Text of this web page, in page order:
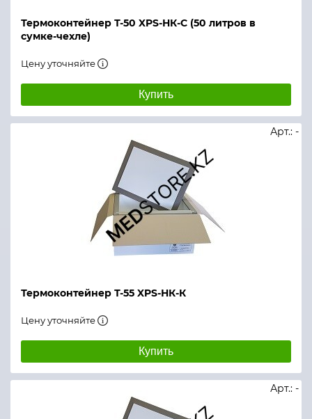
Термоконтейнер Т-50 XPS-НК-С (50 литров в
сумке-чехле)
Цену уточняйте
Купить
Термоконтейнер Т-55 XPS-НК-К
Арт.: -
Цену уточняйте
Купить
Арт.: -